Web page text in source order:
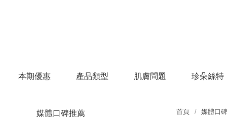
本期優惠 產品類型 肌膚問題 珍朵絲特
媒體口碑推薦 首頁 媒體口